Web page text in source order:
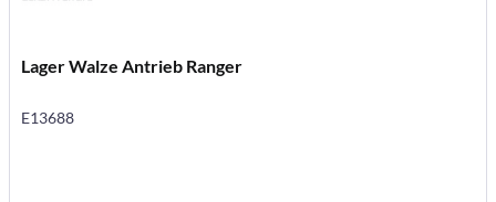
Lager Walze Antrieb Ranger
E13688